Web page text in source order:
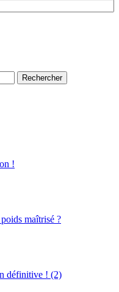
!
maîtrisé ?
définitive ! (2)